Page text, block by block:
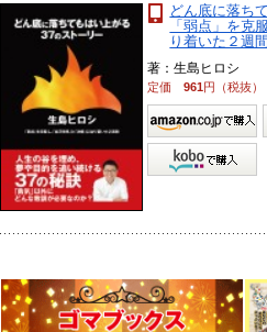
どん底に落ち
「弱点」を克
り着いた２週間
著：生島ヒロシ
定価961円（税抜）